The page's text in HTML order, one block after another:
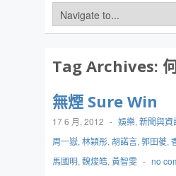
Tag Archives:
無煙 Sure Win
17 6 月, 2012 - 娛樂, 新聞與資
周一嶽, 林穎彤, 胡諾言, 郭田葰,
馬國明, 魏焌皓, 黃智雯 - no